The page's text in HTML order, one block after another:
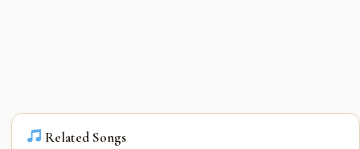
Related Songs